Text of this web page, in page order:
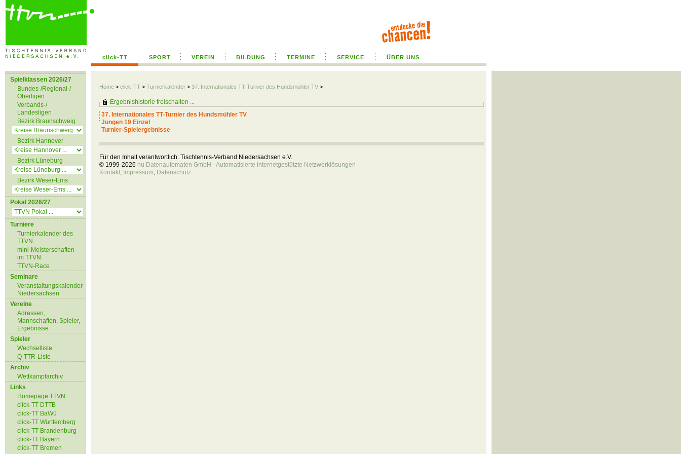
click-TT SPORT VEREIN BILDUNG TERMINE SERVICE ÜBER UNS
Home > click-TT > Turnierkalender > 37. Internationales TT-Turnier des Hundsmühler TV >
Spielklassen 2026/27
Bundes-/Regional-/
Oberligen
Verbands-/
Landesligen
Bezirk Braunschweig
Bezirk Hannover
Bezirk Lüneburg
Bezirk Weser-Ems
Pokal 2026/27
Turniere
Turnierkalender des
TTVN
mini-Meisterschaften
im TTVN
TTVN-Race
Seminare
Veranstaltungskalender
Niedersachsen
Vereine
Adressen,
Mannschaften, Spieler,
Ergebnisse
Spieler
Wechselliste
Q-TTR-Liste
Archiv
Wettkampfarchiv
Links
Homepage TTVN
click-TT DTTB
click-TT BaWü
click-TT Württemberg
click-TT Brandenburg
click-TT Bayern
click-TT Bremen
Ergebnishistorie freischalten ...
37. Internationales TT-Turnier des Hundsmühler TV
Jungen 19 Einzel
Turnier-Spielergebnisse
Für den Inhalt verantwortlich: Tischtennis-Verband Niedersachsen e.V.
© 1999-2026 nu Datenautomaten GmbH - Automatisierte internetgestützte Netzwerklösungen
Kontakt, Impressum, Datenschutz